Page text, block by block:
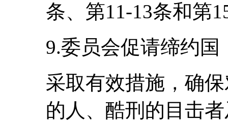
条、第11-13条和第
9.委员会促请缔约国
采取有效措施，确
的人、酷刑的目击